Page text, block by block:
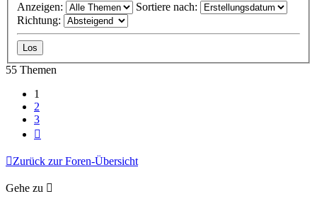
Anzeigen:
Sortiere nach:
Richtung:
55 Themen
1
2
3
Zurück zur Foren-Übersicht
Gehe zu